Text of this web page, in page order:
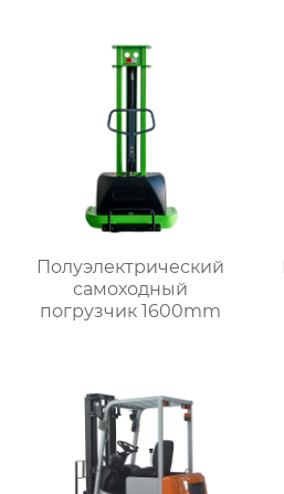
Полуэлектрический
самоходный
погрузчик 1600mm